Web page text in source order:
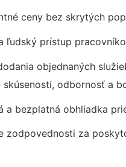
ceny bez skrytých
ľudský prístup
objednaných
skúsenosti, odbornosť a
a bezplatná obhliadka
zodpovednosti za